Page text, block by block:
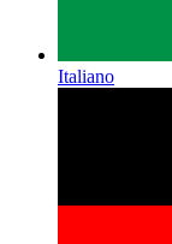
Italiano